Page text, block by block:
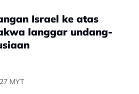
Israel ke atas
langgar undang-
MYT